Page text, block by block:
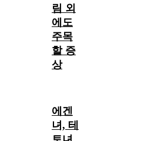
림 외
에도
주목
할 증
상
에겐
녀, 테